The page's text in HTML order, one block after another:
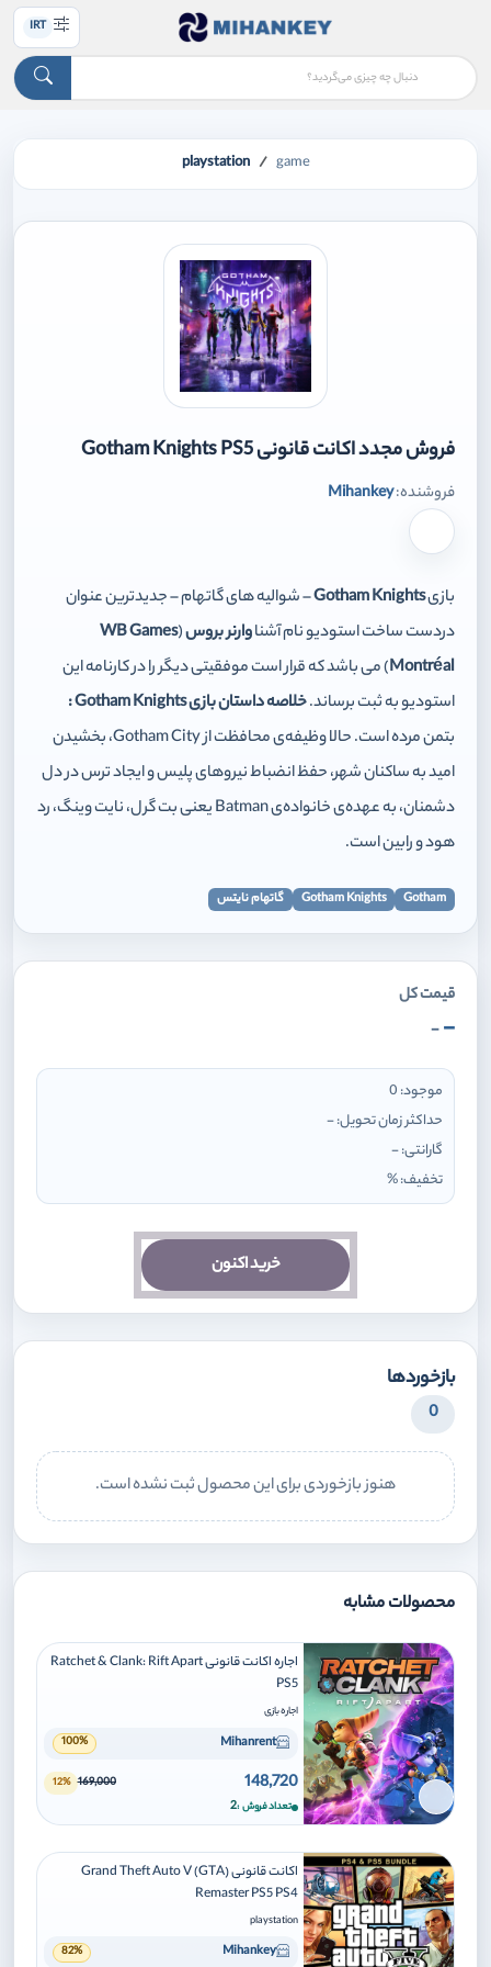
IRT
game
playstation
فروش مجدد اکانت قانونی Gotham Knights PS5
فروشنده:Mihankey
برای افزودن وارد شوید
بازیGotham Knights– شوالیه های گاتهام – جدیدترین عنوان
دردست ساخت استودیو نام آشناوارنر بروس(
WB Games
Montréal) می باشد که قرار است موفقیتی دیگر را در کارنامه این
استودیو به ثبت برساند.خلاصه داستان بازی Gotham Knights :
بتمن مرده است. حالا وظیفه‌ی محافظت از Gotham City، بخشیدن
امید به ساکنان شهر، حفظ انضباط نیروهای پلیس و ایجاد ترس در دل
دشمنان، به عهده‌ی خانواده‌ی Batman یعنی بت گرل، نایت وینگ، رد
هود و رابین است.
Gotham
Gotham Knights گاتهام نایتس
قیمت کل
-
-
موجود: 0
حداکثر زمان تحویل:-
گارانتی:-
تخفیف:%
خرید اکنون
بازخوردها
0
هنوز بازخوردی برای این محصول ثبت نشده است.
محصولات مشابه
برای افزودن وارد شوید
اجاره اکانت قانونی Ratchet & Clank: Rift Apart
PS5
اجاره بازی
Mihanrent
100%
148,720
169,000
12%
تعداد فروش 2
اکانت قانونی Grand Theft Auto V (GTA)
Remaster PS5 PS4
playstation
Mihankey
82%